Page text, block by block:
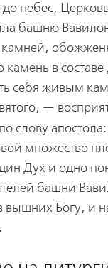
небес,
башню
камень в
себя живым
—
слову апостола:
множество
Дух и одно
башни
вышних Богу, и